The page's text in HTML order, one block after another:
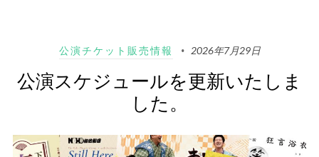
公演チケット販売情報 2026年7月29日
公演スケジュールを更新いたしま
した。